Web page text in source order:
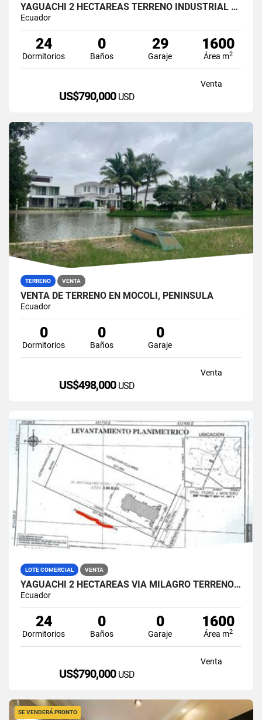
YAGUACHI 2 HECTÁREAS TERRENO INDUSTRIAL EN VENTA | VIA MILAGRO KM 26
Ecuador
24
Dormitorios
0
Baños
29
Garaje
1600
Área m2
Venta
US$790,000 USD
TERRENO VENTA
VENTA DE TERRENO EN MOCOLI, PENÍNSULA
Ecuador
0
Dormitorios
0
Baños
0
Garaje
Venta
US$498,000 USD
LOTE COMERCIAL VENTA
YAGUACHI 2 HECTÁREAS VIA MILAGRO TERRENO INDUSTRIAL EN VENTA
Ecuador
24
Dormitorios
0
Baños
0
Garaje
1600
Área m2
Venta
US$790,000 USD
SE VENDERÁ PRONTO